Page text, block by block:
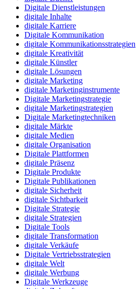
Digitale Dienstleistungen
digitale Inhalte
digitale Karriere
Digitale Kommunikation
digitale Kommunikationsstrategien
digitale Kreativität
digitale Künstler
digitale Lösungen
digitale Marketing
digitale Marketinginstrumente
Digitale Marketingstrategie
digitale Marketingstrategien
Digitale Marketingtechniken
digitale Märkte
digitale Medien
digitale Organisation
Digitale Plattformen
digitale Präsenz
Digitale Produkte
Digitale Publikationen
digitale Sicherheit
digitale Sichtbarkeit
Digitale Strategie
digitale Strategien
Digitale Tools
digitale Transformation
digitale Verkäufe
Digitale Vertriebsstrategien
digitale Welt
digitale Werbung
Digitale Werkzeuge